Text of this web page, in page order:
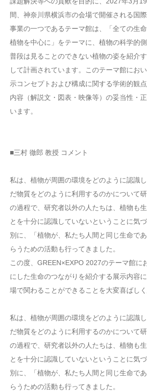
間、神奈川県横浜市の会場で開催される国
事業の一つであるテーマ館は、「全ての生命
植物を中心に」をテーマに、植物の科学的側
普段は見ることのできない植物の姿を紹介
して計画されています。このテーマ館にお
示コンセプトおよび構成に関する学術的観
内容（解説文・図表・映像等）の妥当性・
います。
■三村 徹郎 教授 コメント
私は、植物が周囲の環境をどのように認識
だ物質をどのように利用するのかについて
の過程で、研究者以外の人たちは、植物も
とを十分に認識していないということに気
別に、「植物が、私たち人間と同じ生命で
らうための活動も行ってきました。
この度、GREEN×EXPO 2027のテーマ館に
にした生命のつながりを紹介する展示内容
場で関わることができることを大変喜ばしく
私は、植物が周囲の環境をどのように認識
だ物質をどのように利用するのかについて
の過程で、研究者以外の人たちは、植物も
とを十分に認識していないということに気
別に、「植物が、私たち人間と同じ生命で
らうための活動も行ってきました。